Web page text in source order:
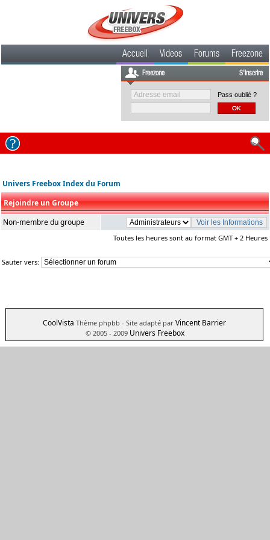
Accueil Videos Forums Freezone
Freezone S'inscrire
Pass oublié ?
Univers Freebox Index du Forum
Rejoindre un Groupe
Non-membre du groupe
Toutes les heures sont au format GMT + 2 Heures
Sauter vers:
CoolVista Thème phpbb - Site adapté par Vincent Barrier
© 2005 - 2009 Univers Freebox